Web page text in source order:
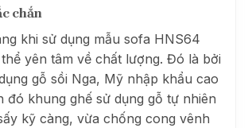
chắn
khi sử dụng mẫu sofa HNS64
yên tâm về chất lượng. Đó là bởi
gỗ sồi Nga, Mỹ nhập khẩu cao
đó khung ghế sử dụng gỗ tự nhiên
kỹ càng, vừa chống cong vênh